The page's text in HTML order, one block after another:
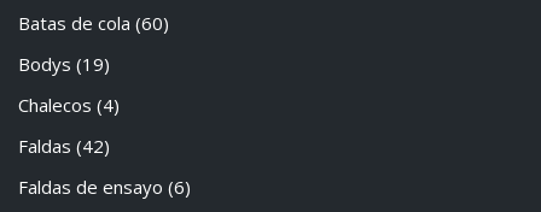
Batas de cola (60)
Bodys (19)
Chalecos (4)
Faldas (42)
Faldas de ensayo (6)